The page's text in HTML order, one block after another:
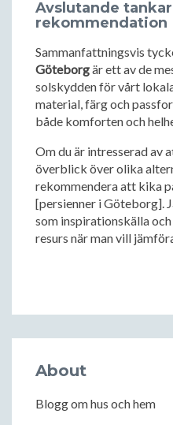
Avslutande
rekommendation
Sammanfattningsvis
Göteborgär ett av de
solskydden för vårt
material, färg och
både komforten och
Om du är intresserad av
överblick över olika
rekommendera att kika
[persienner i Göteborg].
som inspirationskälla
resurs när man vill
About
Blogg om hus och hem